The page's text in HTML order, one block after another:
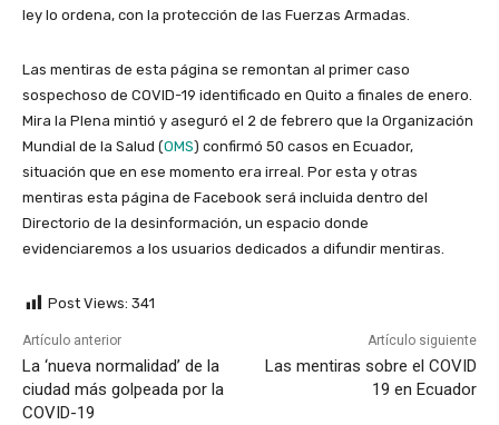
ley lo ordena, con la protección de las Fuerzas Armadas.
Las mentiras de esta página se remontan al primer caso
sospechoso de COVID-19 identificado en Quito a finales de enero.
Mira la Plena mintió y aseguró el 2 de febrero que la Organización
Mundial de la Salud (OMS) confirmó 50 casos en Ecuador,
situación que en ese momento era irreal. Por esta y otras
mentiras esta página de Facebook será incluida dentro del
Directorio de la desinformación, un espacio donde
evidenciaremos a los usuarios dedicados a difundir mentiras.
Post Views: 341
Artículo anterior
La ‘nueva normalidad’ de la
ciudad más golpeada por la
COVID-19
Artículo siguiente
Las mentiras sobre el COVID
19 en Ecuador